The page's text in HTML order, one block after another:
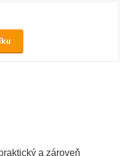
a zároveň